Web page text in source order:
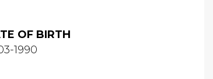
OF BIRTH
1990